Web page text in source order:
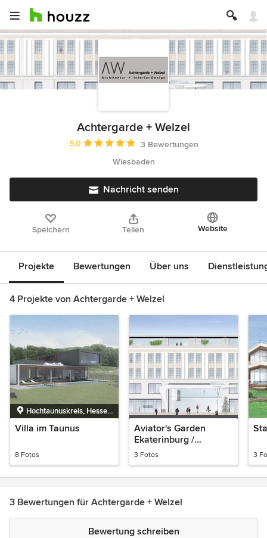
Achtergarde + Welzel
Durchschnittliche Bewertung: 5 von 5 Sternen
5,0
3 Bewertungen
Wiesbaden
Nachricht senden
Speichern Teilen Website
Projekte Bewertungen Über uns
4 Projekte von Achtergarde + Welzel
Hochtaunuskreis, Hessen,
Deutschland
Villa im Taunus
8 Fotos
Aviator's Garden
Ekaterinburg /
Екатеринбу́рг
3 Fotos 3
3 Bewertungen für Achtergarde + Welzel
Bewertung schreiben